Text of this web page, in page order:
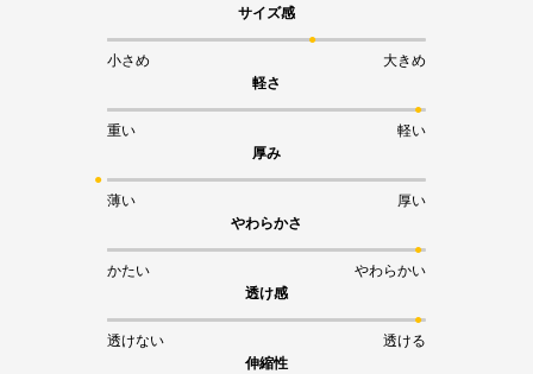
サイズ感
小さめ
大きめ
軽さ
重い
軽い
厚み
薄い
厚い
やわらかさ
かたい
やわらかい
透け感
透けない
透ける
伸縮性